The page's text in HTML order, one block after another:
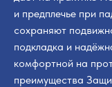
и предплечье при
сохраняют
подкладка и
комфортной на
преимущества